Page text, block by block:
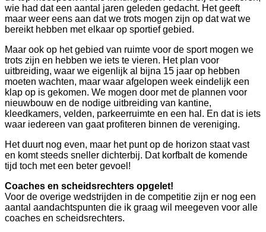
wie had dat een aantal jaren geleden gedacht. Het geeft
maar weer eens aan dat we trots mogen zijn op dat wat we
bereikt hebben met elkaar op sportief gebied.
Maar ook op het gebied van ruimte voor de sport mogen we
trots zijn en hebben we iets te vieren. Het plan voor
uitbreiding, waar we eigenlijk al bijna 15 jaar op hebben
moeten wachten, maar waar afgelopen week eindelijk een
klap op is gekomen. We mogen door met de plannen voor
nieuwbouw en de nodige uitbreiding van kantine,
kleedkamers, velden, parkeerruimte en een hal. En dat is iets
waar iedereen van gaat profiteren binnen de vereniging.
Het duurt nog even, maar het punt op de horizon staat vast
en komt steeds sneller dichterbij. Dat korfbalt de komende
tijd toch met een beter gevoel!
Coaches en scheidsrechters opgelet!
Voor de overige wedstrijden in de competitie zijn er nog een
aantal aandachtspunten die ik graag wil meegeven voor alle
coaches en scheidsrechters.